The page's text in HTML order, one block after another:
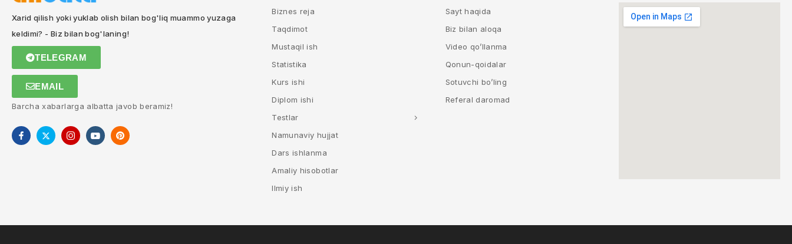
Xarid qilish yoki yuklab olish bilan bog'liq muammo yuzaga
keldimi? - Biz bilan bog'laning!
TELEGRAM
EMAIL
Barcha xabarlarga albatta javob beramiz!
Biznes reja
Taqdimot
Mustaqil ish
Statistika
Kurs ishi
Diplom ishi
Testlar
Namunaviy hujjat
Dars ishlanma
Amaliy hisobotlar
Ilmiy ish
Sayt haqida
Biz bilan aloqa
Video qo’llanma
Qonun-qoidalar
Sotuvchi bo’ling
Referal daromad